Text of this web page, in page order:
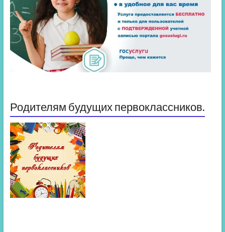
Родителям будущих первоклассников.